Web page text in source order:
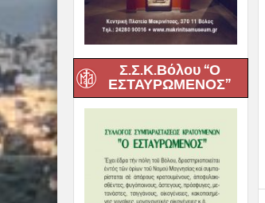
Σ.Σ.Κ.Βόλου “Ο
ΕΣΤΑΥΡΩΜΕΝΟΣ”